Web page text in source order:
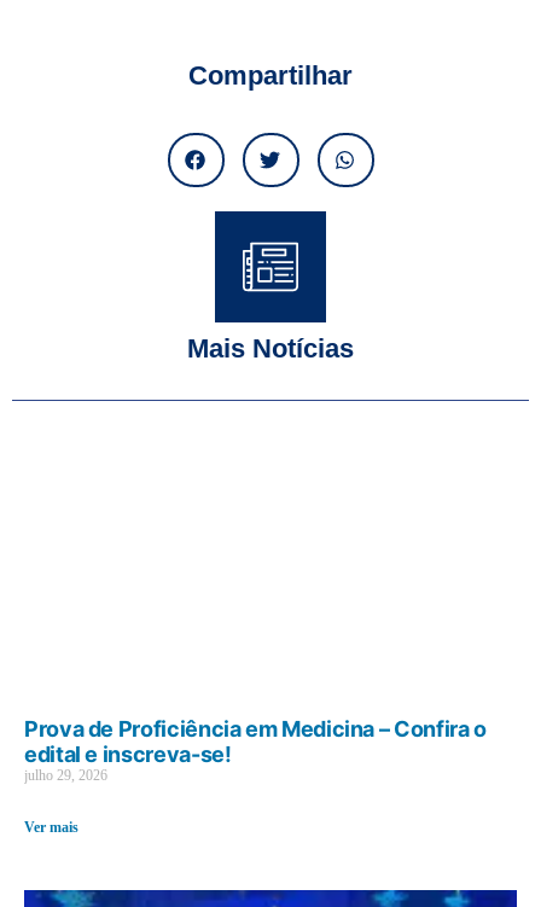
Compartilhar
Mais Notícias
Prova de Proficiência em Medicina – Confira o
edital e inscreva-se!
julho 29, 2026
Ver mais